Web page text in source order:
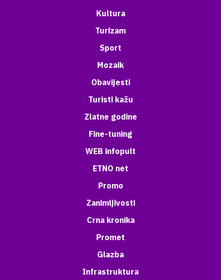
Kultura
Turizam
Sport
Mozaik
Obavijesti
Turisti kažu
Zlatne godine
Fine-tuning
WEB infopult
ETNO net
Promo
Zanimljivosti
Crna kronika
Promet
Glazba
Infrastruktura